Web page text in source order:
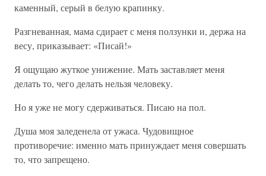
каменный, серый в белую крапинку.
Разгневанная, мама сдирает с меня ползунки и, держа на
весу, приказывает: «Писай!»
Я ощущаю жуткое унижение. Мать заставляет меня
делать то, чего делать нельзя человеку.
Но я уже не могу сдерживаться. Писаю на пол.
Душа моя заледенела от ужаса. Чудовищное
противоречие: именно мать принуждает меня совершать
то, что запрещено.